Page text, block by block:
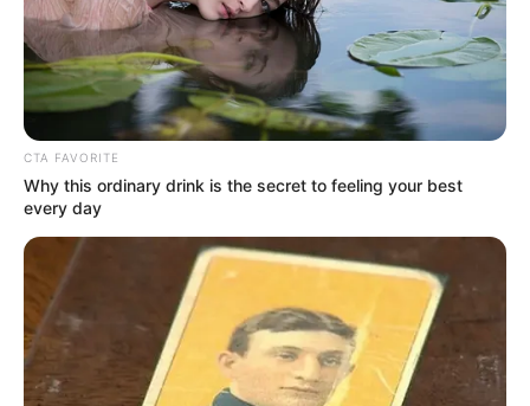
INSPIRASI
Kisah Nabi Sya’ya, Penasihat
CTA FAVORITE
Why this ordinary drink is the secret to feeling your best
every day